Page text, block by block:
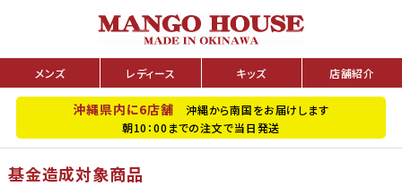
メンズ レディース キッズ 店舗紹介
沖縄県内に6店舗 沖縄から南国をお届けします
朝10：00までの注文で当日発送
基金造成対象商品